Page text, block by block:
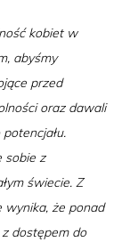
kobiet w
abyśmy
przed
oraz dawali
sobie z
świecie. Z
wynika, że ponad
dostępem do